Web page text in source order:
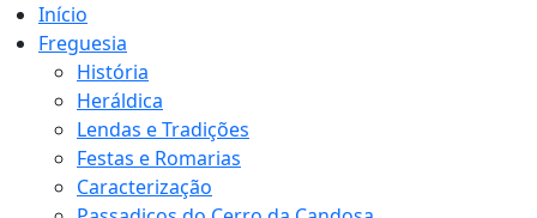
Início
Freguesia
História
Heráldica
Lendas e Tradições
Festas e Romarias
Caracterização